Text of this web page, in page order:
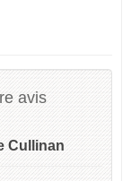
avis
Cullinan